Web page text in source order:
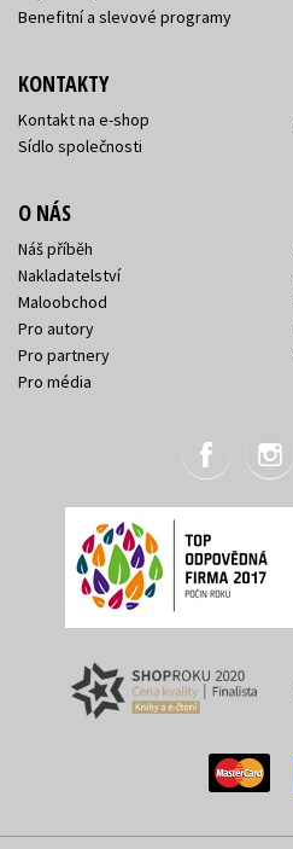
Benefitní a slevové programy
KONTAKTY
Kontakt na e-shop
Sídlo společnosti
O NÁS
Náš příběh
Nakladatelství
Maloobchod
Pro autory
Pro partnery
Pro média